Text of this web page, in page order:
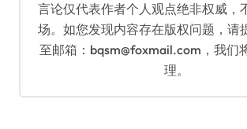
言论仅代表作者个人观点绝非权威，
场。如您发现内容存在版权问题，请
至邮箱：bqsm@foxmail.com，我们
理。